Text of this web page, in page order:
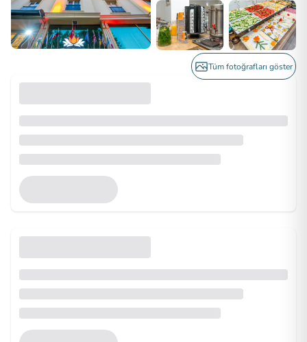
Tüm fotoğrafları göster